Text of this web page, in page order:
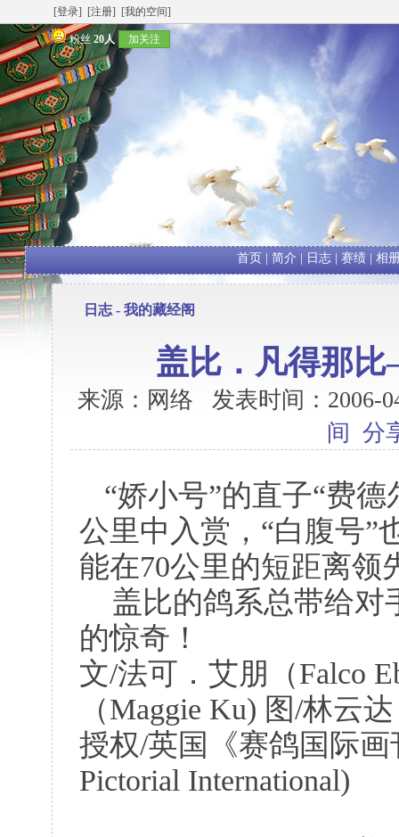
[登录] [注册] [我的空间]
粉丝 20人 加关注
首页 简介 日志| 赛绩| 相
日志 - 我的藏经阁
盖比．凡得那
来源：网络 发表时间：2006-
间
分
“娇小号”的直子“费德
公里中入赏，“白腹号”
能在70公里的短距离领
盖比的鸽系总带给对
的惊奇！
文/法可．艾朋（Falco
（Maggie Ku) 图/林云
授权/英国《赛鸽国际画
Pictorial International)